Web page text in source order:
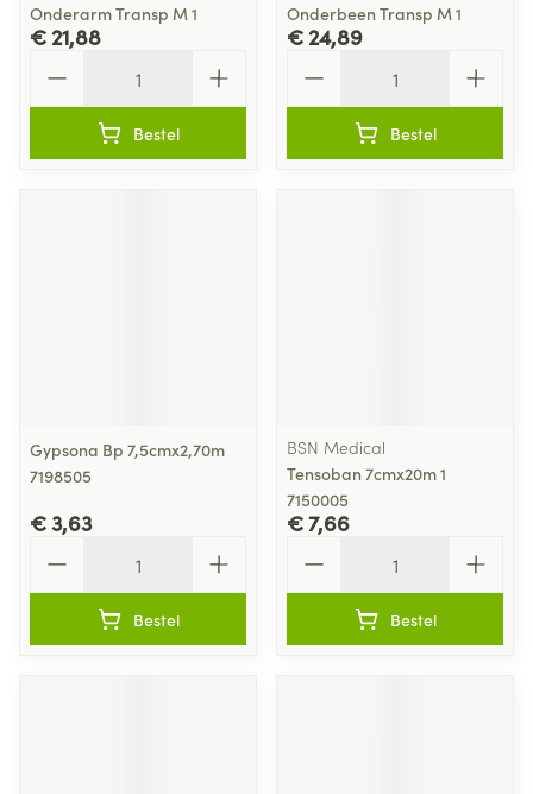
Onderarm Transp M 1
€ 21,88
Bestel
Onderbeen Transp M 1
€ 24,89
Bestel
Gypsona Bp 7,5cmx2,70m
7198505
€ 3,63
Bestel
BSN Medical
Tensoban 7cmx20m 1
7150005
€ 7,66
Bestel